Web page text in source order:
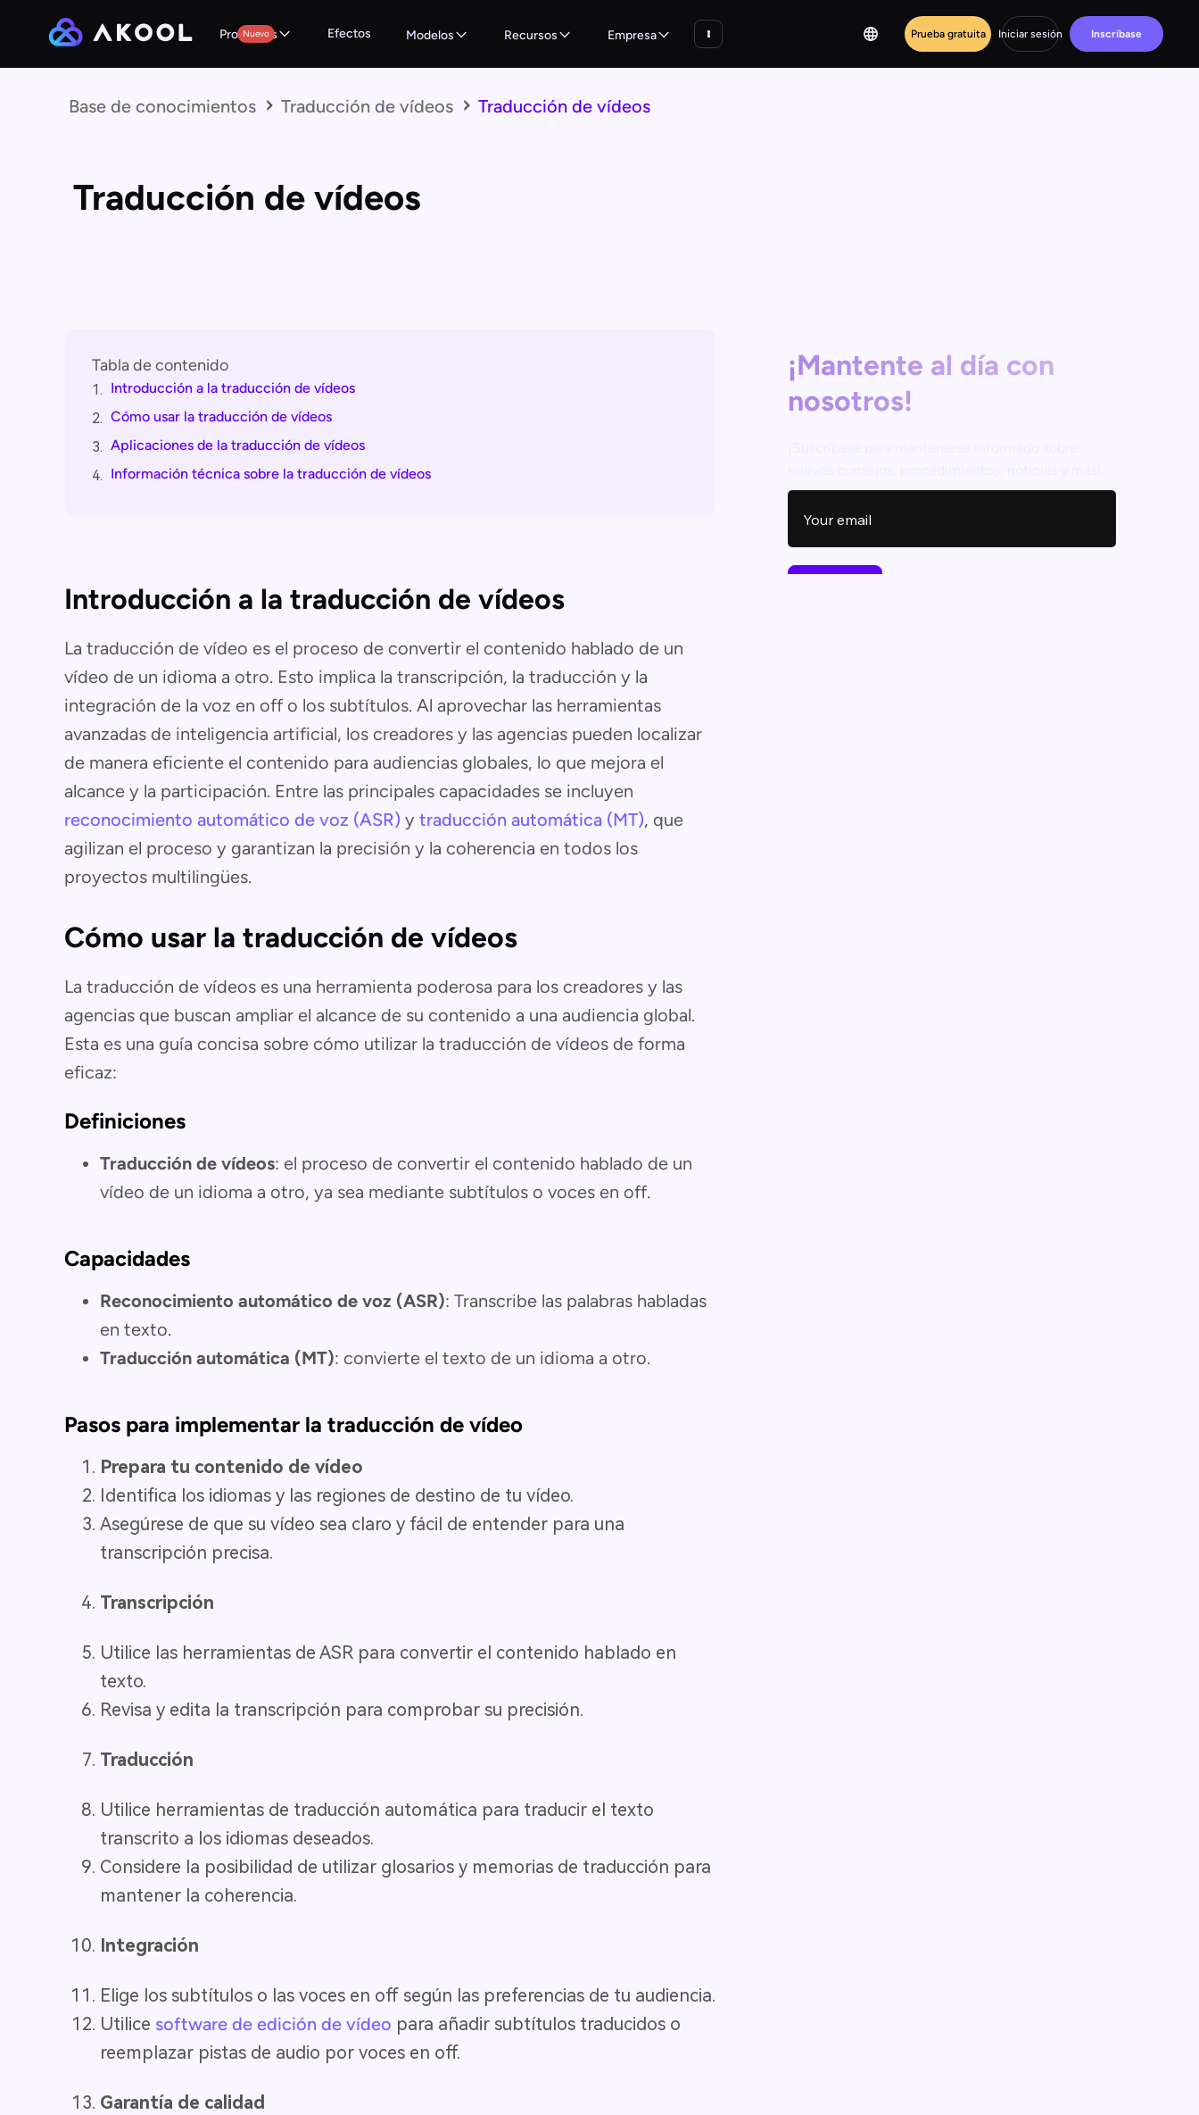
Productos
Nuevo Efectos Modelos Recursos Empresa Prueba gratuita Iniciar sesión Inscríbase
Base de conocimientos Traducción de vídeos Traducción de vídeos
Traducción de vídeos
Tabla de contenido
1. Introducción a la traducción de vídeos
2. Cómo usar la traducción de vídeos
3. Aplicaciones de la traducción de vídeos
4. Información técnica sobre la traducción de vídeos
Introducción a la traducción de vídeos
La traducción de vídeo es el proceso de convertir el contenido hablado de un
vídeo de un idioma a otro. Esto implica la transcripción, la traducción y la
integración de la voz en off o los subtítulos. Al aprovechar las herramientas
avanzadas de inteligencia artificial, los creadores y las agencias pueden localizar
de manera eficiente el contenido para audiencias globales, lo que mejora el
alcance y la participación. Entre las principales capacidades se incluyen
reconocimiento automático de voz (ASR) y traducción automática (MT), que
agilizan el proceso y garantizan la precisión y la coherencia en todos los
proyectos multilingües.
Cómo usar la traducción de vídeos
La traducción de vídeos es una herramienta poderosa para los creadores y las
agencias que buscan ampliar el alcance de su contenido a una audiencia global.
Esta es una guía concisa sobre cómo utilizar la traducción de vídeos de forma
eficaz:
Definiciones
Traducción de vídeos: el proceso de convertir el contenido hablado de un
vídeo de un idioma a otro, ya sea mediante subtítulos o voces en off.
Capacidades
Reconocimiento automático de voz (ASR): Transcribe las palabras habladas
en texto.
Traducción automática (MT): convierte el texto de un idioma a otro.
Pasos para implementar la traducción de vídeo
Prepara tu contenido de vídeo
Identifica los idiomas y las regiones de destino de tu vídeo.
Asegúrese de que su vídeo sea claro y fácil de entender para una
transcripción precisa.
Transcripción
Utilice las herramientas de ASR para convertir el contenido hablado en
texto.
Revisa y edita la transcripción para comprobar su precisión.
Traducción
Utilice herramientas de traducción automática para traducir el texto
transcrito a los idiomas deseados.
Considere la posibilidad de utilizar glosarios y memorias de traducción para
mantener la coherencia.
Integración
Elige los subtítulos o las voces en off según las preferencias de tu audiencia.
Utilice software de edición de vídeo para añadir subtítulos traducidos o
reemplazar pistas de audio por voces en off.
Garantía de calidad
¡Mantente al día con
nosotros!